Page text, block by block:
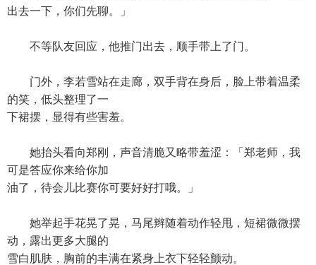
出去一下，你们先聊。」
不等队友回应，他推门出去，顺手带上了门。
门外，李若雪站在走廊，双手背在身后，脸上带着温柔
的笑，低头整理了一
下裙摆，显得有些害羞。
她抬头看向郑刚，声音清脆又略带羞涩：「郑老师，我
可是答应你来给你加
油了，待会儿比赛你可要好好打哦。」
她举起手花晃了晃，马尾辫随着动作轻甩，短裙微微摆
动，露出更多大腿的
雪白肌肤，胸前的丰满在紧身上衣下轻轻颤动。